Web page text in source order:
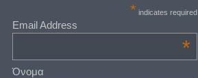
* indicates required
Email Address
*
Όνομα